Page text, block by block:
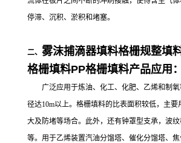
停滞、沉积、淤积和堵塞。
二、 雾沫捕滴器填料格栅规整填
格栅填料PP格栅填料产品应用：
广泛应用于炼油、化工、化肥、乙烯和制氧
径达10m以上。格栅填料的比表面积较低，主
大及防堵等场合。此外，还有钟罩型支承，波
等。用于乙烯装置汽油分馏塔、催化分馏塔、